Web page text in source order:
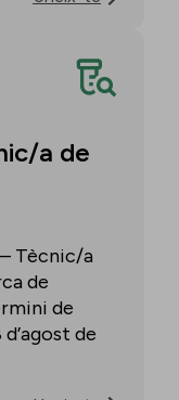
a de
Tècnic/a
de
de
de